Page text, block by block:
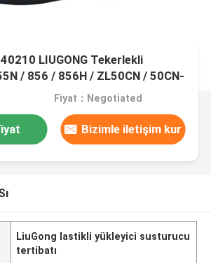
LIUGONG Tekerlekli
/ 856 / 856H / ZL50CN / 50CN-
D Silencer Assembly CLG418
Fiyat：Negotiated
Bizimle iletişim kur
LiuGong lastikli yükleyici susturucu
tertibatı